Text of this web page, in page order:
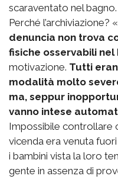
scaraventato nel bagno.
Perché l’archiviazione? «
denuncia non trova
fisiche osservabili nel
motivazione. Tutti
modalità molto
ma, seppur
vanno intese
Impossibile controllare
vicenda era venuta
i bambini vista la loro
gente in assenza di